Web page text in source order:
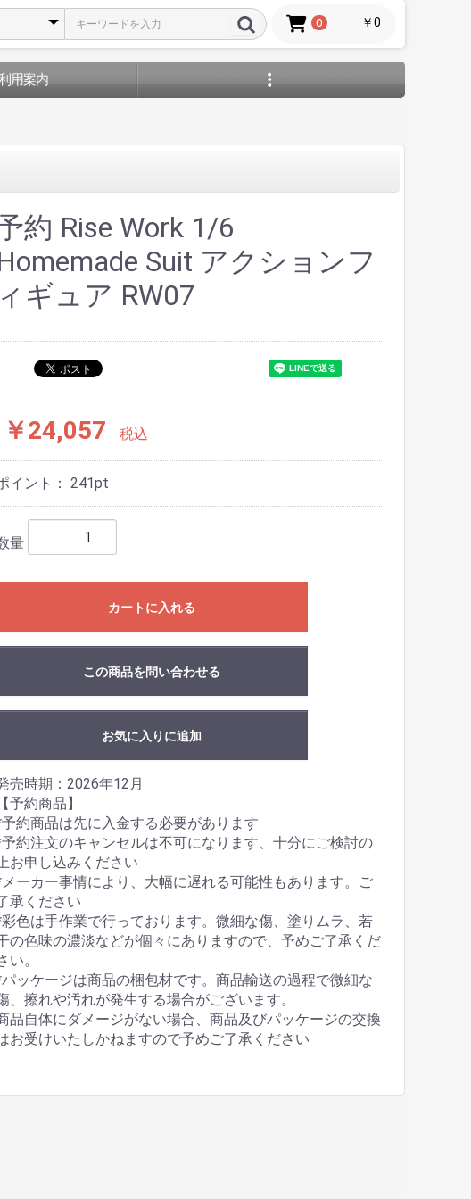
0 ￥0
用案内
約 Rise Work 1/6
Suit アクションフ
ィギュア RW07
￥24,057 税込
イント： 241pt
量
カートに入れる
この商品を問い合わせる
お気に入りに追加
売時期：2026年12月
【予約商品】
約商品は先に入金する必要があります
約注文のキャンセルは不可になります、十分にご検討の
お申し込みください
ーカー事情により、大幅に遅れる可能性もあります。ご
承ください
色は手作業で行っております。微細な傷、塗りムラ、若
の色味の濃淡などが個々にありますので、予めご了承くだ
い。
ッケージは商品の梱包材です。商品輸送の過程で微細な
、擦れや汚れが発生する場合がございます。
品自体にダメージがない場合、商品及びパッケージの交換
お受けいたしかねますので予めご了承ください